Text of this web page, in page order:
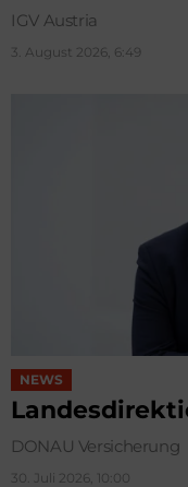
IGV Austria
3. August 2026, 6:49
NEWS
DONAU Versicherung
30. Juli 2026, 10:00